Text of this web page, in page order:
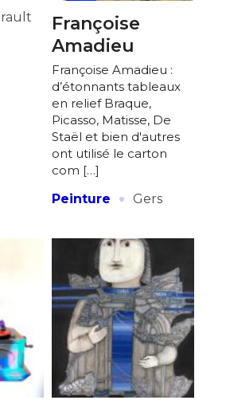
Françoise
Amadieu
Françoise Amadieu :
d’étonnants tableaux
en relief Braque,
Picasso, Matisse, De
Staël et bien d'autres
ont utilisé le carton
com […]
Peinture
· Gers